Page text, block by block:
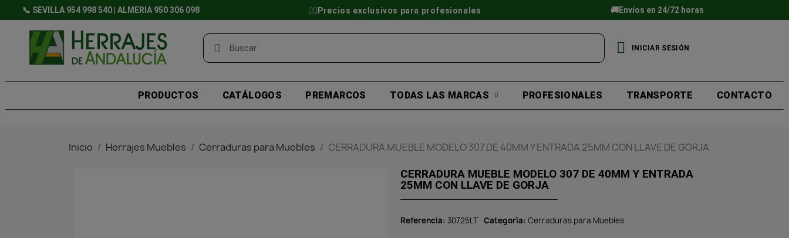
📞 SEVILLA 954 998 540 | ALMERÍA 950 306 098 👷‍♂️Precios exclusivos para profesionales 🚚Envíos en 24/72 horas
INICIAR SESIÓN
PRODUCTOS CATÁLOGOS PREMARCOS TODAS LAS MARCAS PROFESIONALES TRANSPORTE CONTACTO
Inicio Herrajes Muebles Cerraduras para Muebles CERRADURA MUEBLE MODELO 307 DE 40MM Y ENTRADA 25MM CON LLAVE DE GORJA
CERRADURA MUEBLE MODELO 307 DE 40MM Y ENTRADA
25MM CON LLAVE DE GORJA
Referencia 30725LT Categoría Cerraduras para Muebles